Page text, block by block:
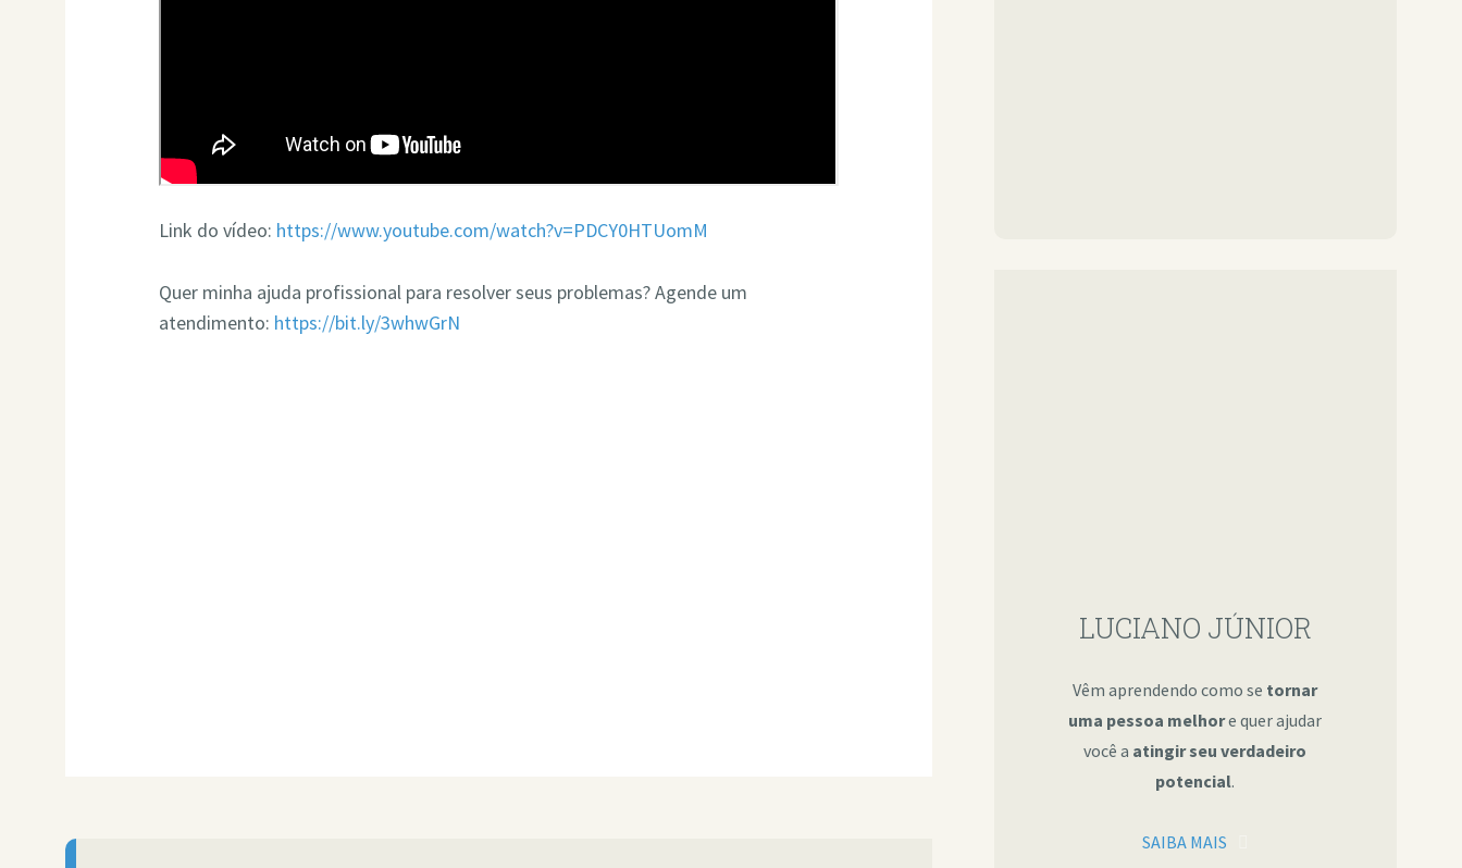
Link do vídeo: https://www.youtube.com/watch?v=PDCY0HTUomM
Quer minha ajuda profissional para resolver seus problemas? Agende um
atendimento: https://bit.ly/3whwGrN
LUCIANO JÚNIOR
Vêm aprendendo como se tornar
uma pessoa melhore quer ajudar
você a atingir seu verdadeiro
potencial.
SAIBA MAIS